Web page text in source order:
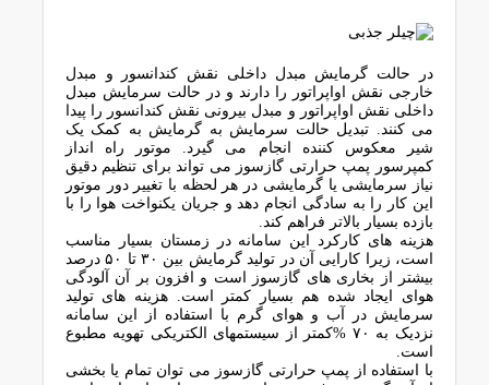
در حالت گرمایش مبدل داخلی نقش کندانسور و مبدل
خارجی نقش اواپراتور را دارند و در حالت سرمایش مبدل
داخلی نقش اواپراتور و مبدل بیرونی نقش کندانسور را پیدا
می کنند. تبدیل حالت سرمایش به گرمایش به کمک یک
شیر معکوس کننده انجام می گیرد. موتور راه انداز
کمپرسور پمپ حرارتی گازسوز می تواند برای تنظیم دقیق
نیاز سرمایشی یا گرمایشی در هر لحظه با تغییر دور موتور
این کار را به سادگی انجام دهد و جریان یکنواخت هوا را با
بازده بسیار بالاتر فراهم کند.
هزینه های کارکرد این سامانه در زمستان بسیار مناسب
است، زیرا کارایی آن در تولید گرمایش بین ۳۰ تا ۵۰ درصد
بیشتر از بخاری های گازسوز است و افزون بر آن آلودگی
هوای ایجاد شده هم بسیار کمتر است. هزینه های تولید
سرمایش در آب و هوای گرم با استفاده از این سامانه
نزدیک به ۷۰ %کمتر از سیستمهای الکتریکی تهویه مطبوع
است.
با استفاده از پمپ حرارتی گازسوز می توان تمام یا بخشی